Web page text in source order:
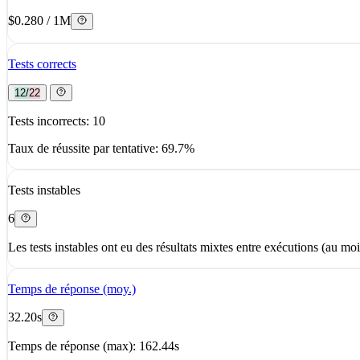
$0.280 / 1M
Tests corrects
12/22
Tests incorrects: 10
Taux de réussite par tentative: 69.7%
Tests instables
6
Les tests instables ont eu des résultats mixtes entre exécutions (au
Temps de réponse (moy.)
32.20s
Temps de réponse (max): 162.44s